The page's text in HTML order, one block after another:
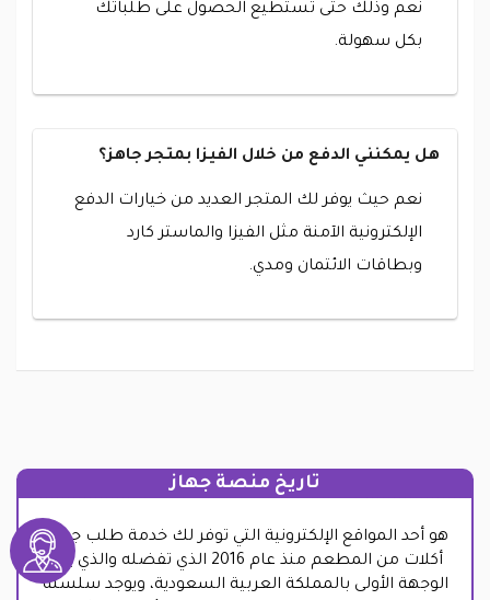
نعم وذلك حتى تستطيع الحصول على طلباتك
بكل سهولة.
هل يمكنني الدفع من خلال الفيزا بمتجر جاهز؟
نعم حيث يوفر لك المتجر العديد من خيارات الدفع
الإلكترونية الآمنة مثل الفيزا والماستر كارد
وبطاقات الائتمان ومدي.
تاريخ منصة جهاز
هو أحد المواقع الإلكترونية التي توفر لك خدمة طلب جميع
أكلات من المطعم منذ عام 2016 الذي تفضله والذي يعد
الوجهة الأولى بالمملكة العربية السعودية، ويوجد سلسلة